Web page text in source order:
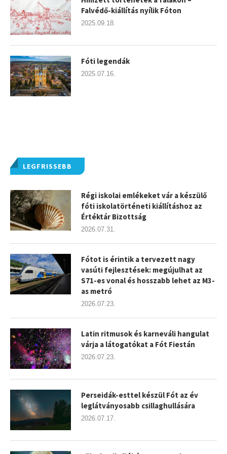
LEGFRISSEBB
Régi iskolai emlékeket vár a készülő
fóti iskolatörténeti kiállításhoz az
Értéktár Bizottság
2026.07.31.
Fótot is érintik a tervezett nagy
vasúti fejlesztések: megújulhat az
S71-es vonal és hosszabb lehet az M3-
as metró
2026.07.23.
Latin ritmusok és karneváli hangulat
várja a látogatókat a Fót Fiestán
2026.07.23.
Perseidák-esttel készül Fót az év
leglátványosabb csillaghullására
2026.07.17.
Falvédő-kiállítás nyílik Fóton
2025.09.18.
Fóti legendák
2025.07.16.